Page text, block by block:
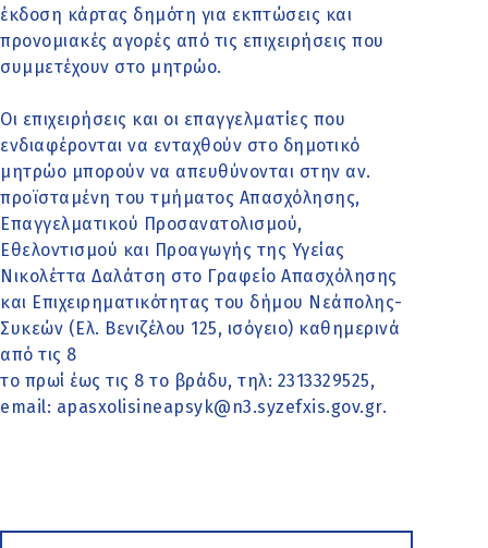
έκδοση κάρτας δημότη για εκπτώσεις και
προνομιακές αγορές από τις επιχειρήσεις που
συμμετέχουν στο μητρώο.
Οι επιχειρήσεις και οι επαγγελματίες που
ενδιαφέρονται να ενταχθούν στο δημοτικό
μητρώο μπορούν να απευθύνονται στην αν.
προϊσταμένη του τμήματος Απασχόλησης,
Επαγγελματικού Προσανατολισμού,
Εθελοντισμού και Προαγωγής της Υγείας
Νικολέττα Δαλάτση στο Γραφείο Απασχόλησης
και Επιχειρηματικότητας του δήμου Νεάπολης-
Συκεών (Ελ. Βενιζέλου 125, ισόγειο) καθημερινά
από τις 8
το πρωί έως τις 8 το βράδυ, τηλ: 2313329525,
email: apasxolisineapsyk@n3.syzefxis.gov.gr.